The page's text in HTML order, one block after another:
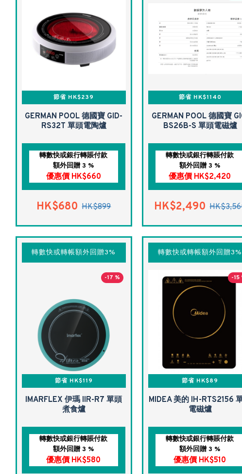
節省 HK$239
GERMAN POOL 德國寶 GID-
RS32T 單頭電陶爐
轉數快或銀行轉賬付款
額外回贈 3 %
優惠價 HK$660
HK$680 HK$899
節省 HK$1140
GERMAN POOL 德國寶
BS26B-S 單頭電磁爐
轉數快或銀行轉賬付款
額外回贈 3 %
優惠價 HK$2,420
HK$2,490
轉數快或轉帳額外回贈3%
-17 %
節省 HK$119
IMARFLEX 伊瑪 IIR-R7 單頭
煮食爐
轉數快或銀行轉賬付款
額外回贈 3 %
優惠價 HK$580
轉數快或轉帳額外回贈3%
-15
節省 HK$89
MIDEA 美的 IH-RTS2156
電磁爐
轉數快或銀行轉賬付款
額外回贈 3 %
優惠價 HK$510